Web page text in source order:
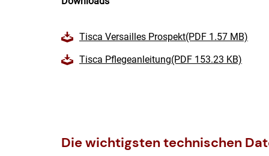
Tisca Versailles Prospekt(PDF 1.57 MB)
Tisca Pflegeanleitung(PDF 153.23 KB)
Die wichtigsten technischen